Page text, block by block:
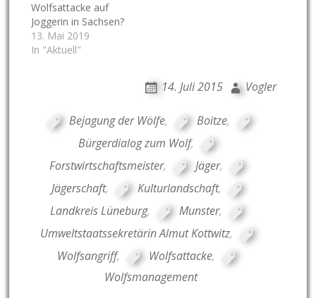
Wolfsattacke auf
Joggerin in Sachsen?
13. Mai 2019
In "Aktuell"
14. Juli 2015 Vogler
Bejagung der Wölfe, Boitze,
Bürgerdialog zum Wolf,
Forstwirtschaftsmeister, Jäger,
Jägerschaft, Kulturlandschaft,
Landkreis Lüneburg, Munster,
Umweltstaatssekretärin Almut Kottwitz,
Wolfsangriff, Wolfsattacke,
Wolfsmanagement